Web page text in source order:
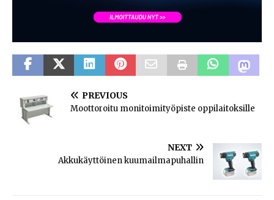
PREVIOUS
Moottoroitu monitoimityöpiste oppilaitoksille
NEXT
Akkukäyttöinen kuumailmapuhallin